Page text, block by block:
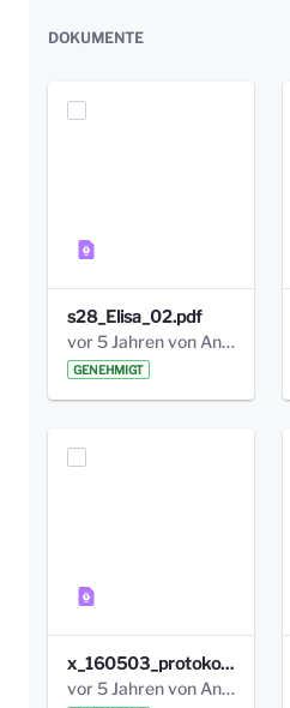
DOKUMENTE
s28_Elisa_02.pdf
vor 5 Jahren von Anni Schlumberger
GENEHMIGT
x_160503_protokoll_infoabend.pdf
vor 5 Jahren von Anni Schlumberger